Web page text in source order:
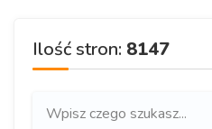
Ilość stron: 8147